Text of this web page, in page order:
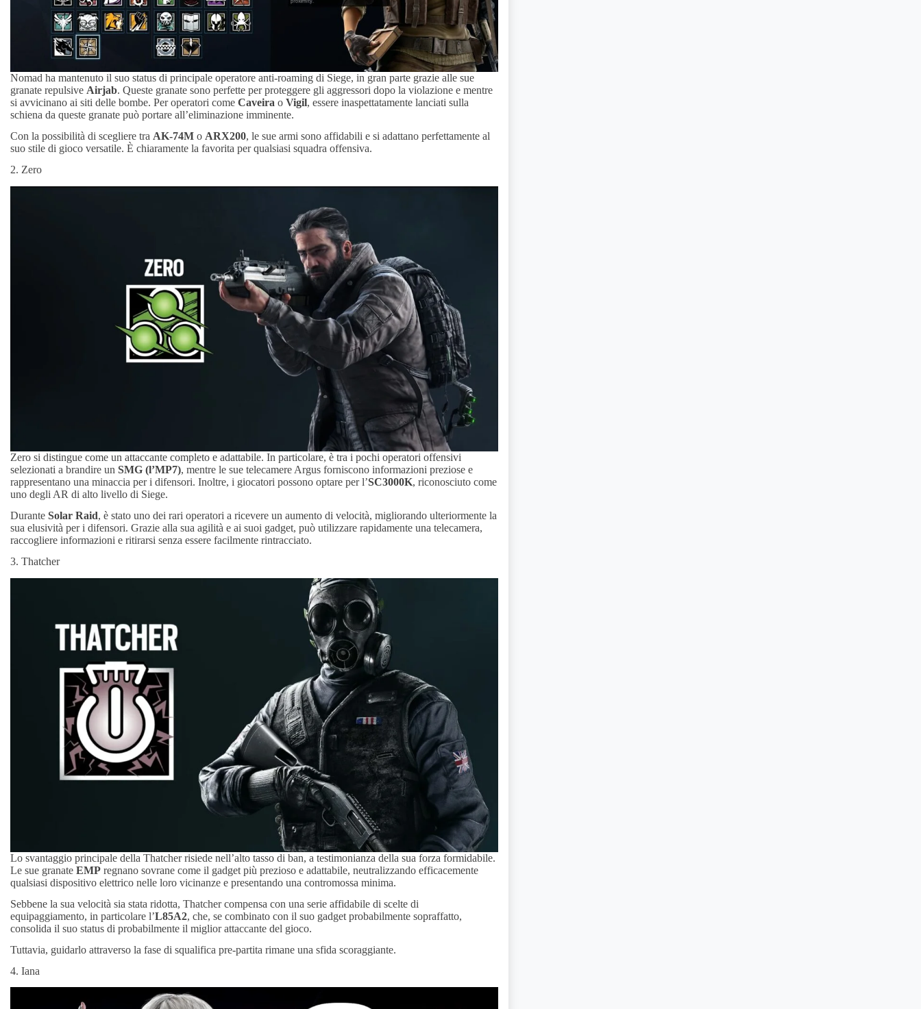
Nomad ha mantenuto il suo status di principale operatore anti-roaming di Siege, in gran parte grazie alle sue
granate repulsive Airjab. Queste granate sono perfette per proteggere gli aggressori dopo la violazione e mentre
si avvicinano ai siti delle bombe. Per operatori come Caveira o Vigil, essere inaspettatamente lanciati sulla
schiena da queste granate può portare all’eliminazione imminente.
Con la possibilità di scegliere tra AK-74M o ARX200, le sue armi sono affidabili e si adattano perfettamente al
suo stile di gioco versatile. È chiaramente la favorita per qualsiasi squadra offensiva.
2. Zero
Zero si distingue come un attaccante completo e adattabile. In particolare, è tra i pochi operatori offensivi
selezionati a brandire un SMG (l’MP7), mentre le sue telecamere Argus forniscono informazioni preziose e
rappresentano una minaccia per i difensori. Inoltre, i giocatori possono optare per l’SC3000K, riconosciuto come
uno degli AR di alto livello di Siege.
Durante Solar Raid, è stato uno dei rari operatori a ricevere un aumento di velocità, migliorando ulteriormente la
sua elusività per i difensori. Grazie alla sua agilità e ai suoi gadget, può utilizzare rapidamente una telecamera,
raccogliere informazioni e ritirarsi senza essere facilmente rintracciato.
3. Thatcher
Lo svantaggio principale della Thatcher risiede nell’alto tasso di ban, a testimonianza della sua forza formidabile.
Le sue granate EMP regnano sovrane come il gadget più prezioso e adattabile, neutralizzando efficacemente
qualsiasi dispositivo elettrico nelle loro vicinanze e presentando una contromossa minima.
Sebbene la sua velocità sia stata ridotta, Thatcher compensa con una serie affidabile di scelte di
equipaggiamento, in particolare l’L85A2, che, se combinato con il suo gadget probabilmente sopraffatto,
consolida il suo status di probabilmente il miglior attaccante del gioco.
Tuttavia, guidarlo attraverso la fase di squalifica pre-partita rimane una sfida scoraggiante.
4. Iana